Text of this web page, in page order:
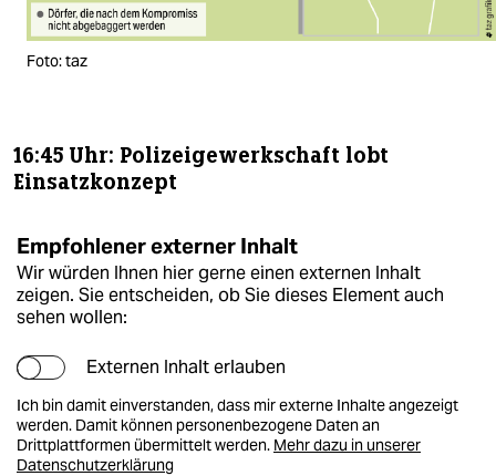
Foto: taz
16:45 Uhr: Polizeigewerkschaft lobt
Einsatzkonzept
Empfohlener externer Inhalt
Wir würden Ihnen hier gerne einen externen Inhalt
zeigen. Sie entscheiden, ob Sie dieses Element auch
sehen wollen:
Externen Inhalt erlauben
Ich bin damit einverstanden, dass mir externe Inhalte angezeigt
werden. Damit können personenbezogene Daten an
Drittplattformen übermittelt werden. Mehr dazu in unserer
Datenschutzerklärung